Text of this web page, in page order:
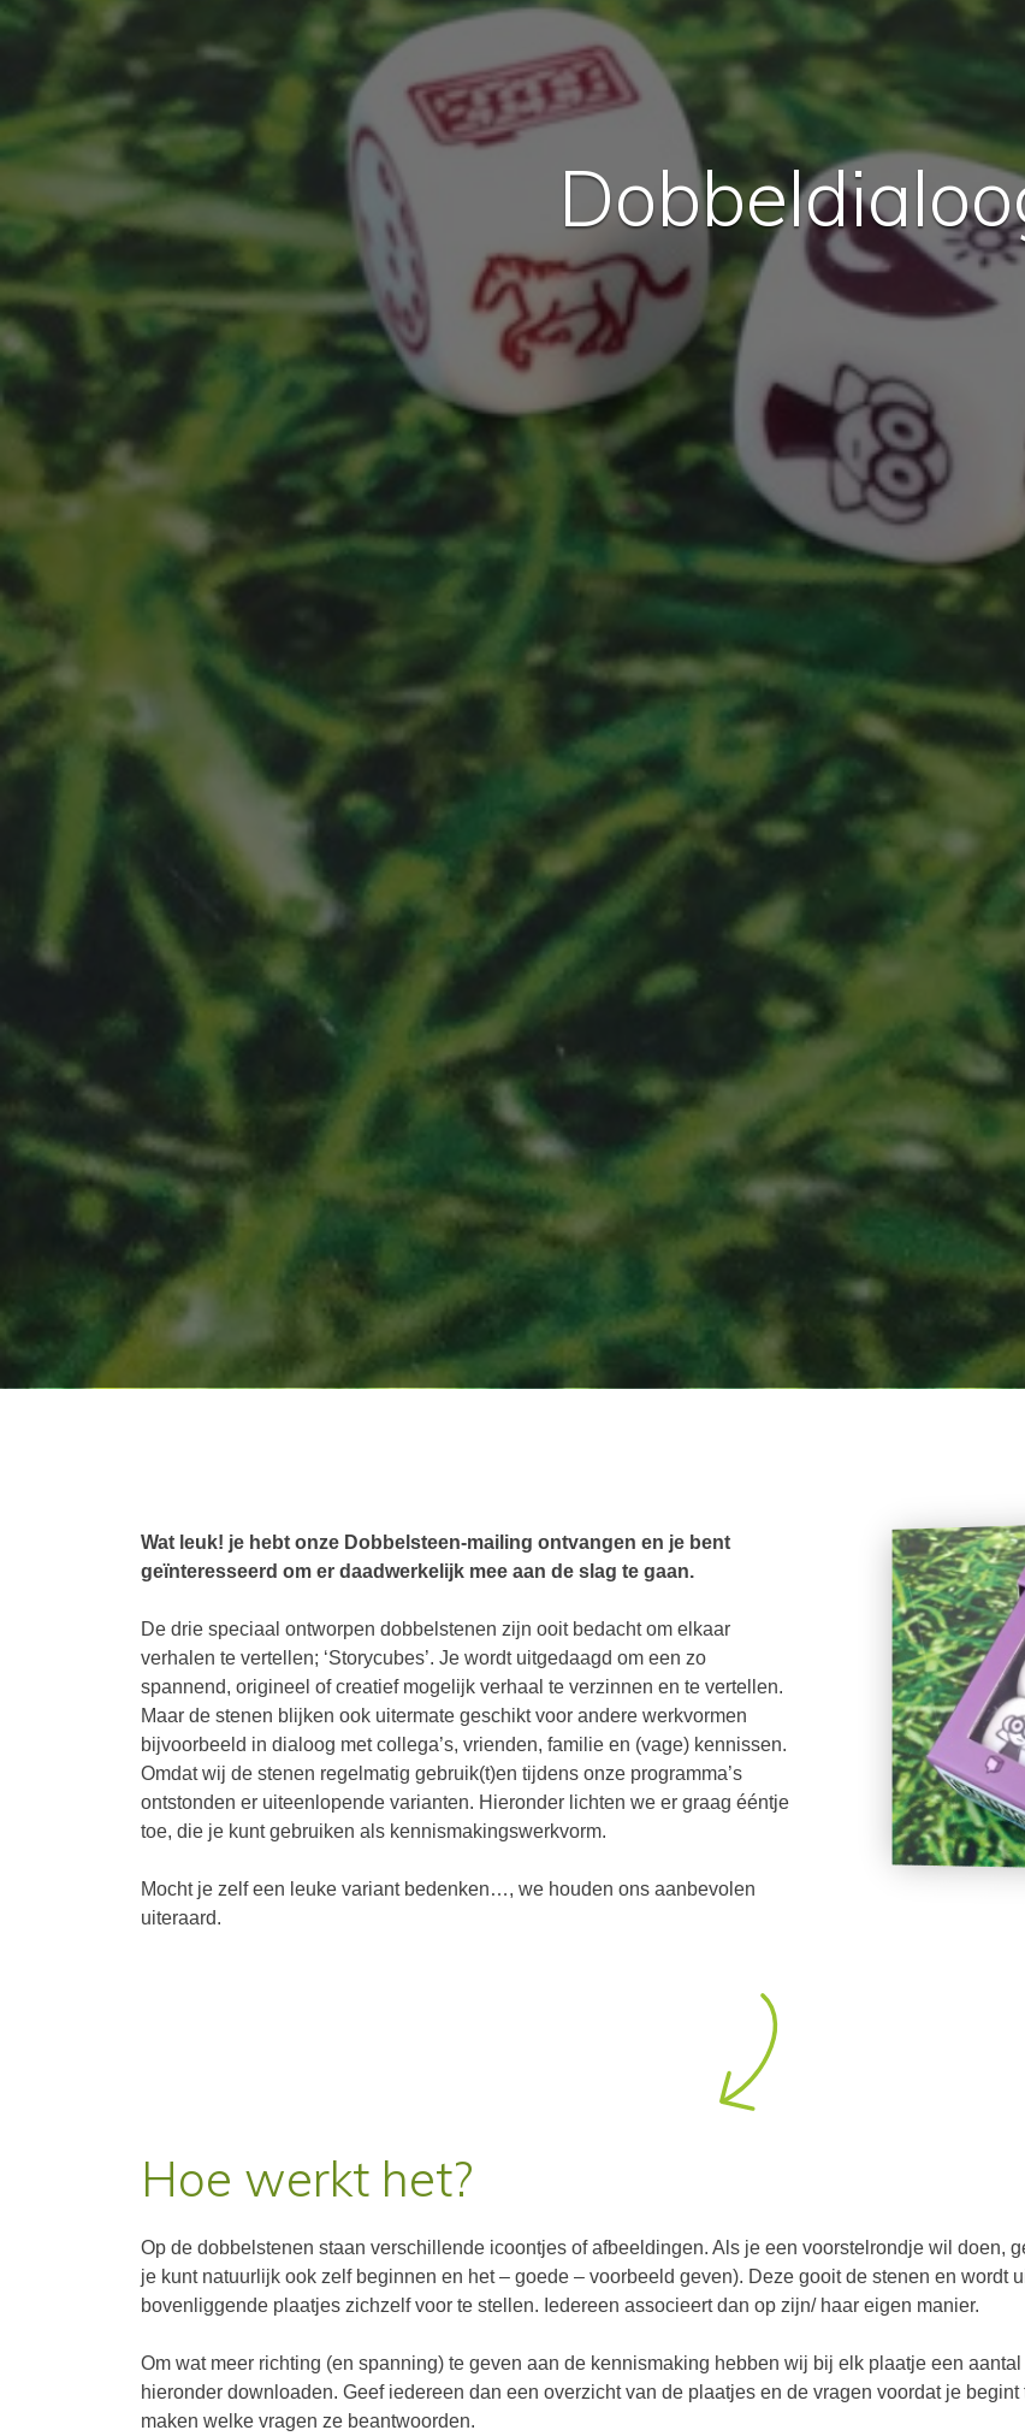
Wat leuk! je hebt onze Dobbelsteen-mailing ontvangen en je bent
geïnteresseerd om er daadwerkelijk mee aan de slag te gaan.
De drie speciaal ontworpen dobbelstenen zijn ooit bedacht om elkaar
verhalen te vertellen; ‘Storycubes’. Je wordt uitgedaagd om een zo
spannend, origineel of creatief mogelijk verhaal te verzinnen en te vertellen.
Maar de stenen blijken ook uitermate geschikt voor andere werkvormen
bijvoorbeeld in dialoog met collega’s, vrienden, familie en (vage) kennissen.
Omdat wij de stenen regelmatig gebruik(t)en tijdens onze programma’s
ontstonden er uiteenlopende varianten. Hieronder lichten we er graag ééntje
toe, die je kunt gebruiken als kennismakingswerkvorm.
Mocht je zelf een leuke variant bedenken…, we houden ons aanbevolen
uiteraard.
Hoe werkt het?
Op de dobbelstenen staan verschillende icoontjes of afbeeldingen. Als je een voorstelrondje wil doen,
je kunt natuurlijk ook zelf beginnen en het – goede – voorbeeld geven). Deze gooit de stenen en wordt
bovenliggende plaatjes zichzelf voor te stellen. Iedereen associeert dan op zijn/ haar eigen manier.
Om wat meer richting (en spanning) te geven aan de kennismaking hebben wij bij elk plaatje een
hieronder downloaden. Geef iedereen dan een overzicht van de plaatjes en de vragen voordat je
maken welke vragen ze beantwoorden.